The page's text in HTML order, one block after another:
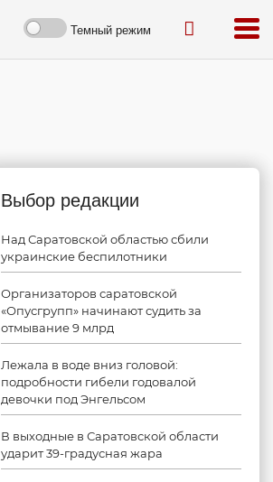
Темный режим
Выбор редакции
Над Саратовской областью сбили
украинские беспилотники
Организаторов саратовской
«Опусгрупп» начинают судить за
отмывание 9 млрд
Лежала в воде вниз головой:
подробности гибели годовалой
девочки под Энгельсом
В выходные в Саратовской области
ударит 39-градусная жара